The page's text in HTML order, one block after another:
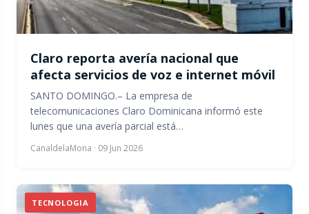
Claro reporta avería nacional que
afecta servicios de voz e internet móvil
SANTO DOMINGO.– La empresa de
telecomunicaciones Claro Dominicana informó este
lunes que una avería parcial está…
CanaldelaMona · 09 Jun 2026
TECNOLOGIA